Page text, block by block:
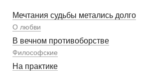
Мечтания судьбы метались долго
О любви
В вечном противоборстве
Философские
На практике